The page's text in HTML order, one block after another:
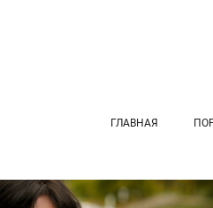
ГЛАВНАЯ